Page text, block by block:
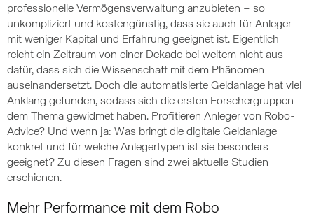
professionelle Vermögensverwaltung anzubieten – so
unkompliziert und kostengünstig, dass sie auch für Anleger
mit weniger Kapital und Erfahrung geeignet ist. Eigentlich
reicht ein Zeitraum von einer Dekade bei weitem nicht aus
dafür, dass sich die Wissenschaft mit dem Phänomen
auseinandersetzt. Doch die automatisierte Geldanlage hat viel
Anklang gefunden, sodass sich die ersten Forschergruppen
dem Thema gewidmet haben. Profitieren Anleger von Robo-
Advice? Und wenn ja: Was bringt die digitale Geldanlage
konkret und für welche Anlegertypen ist sie besonders
geeignet? Zu diesen Fragen sind zwei aktuelle Studien
erschienen.
Mehr Performance mit dem Robo